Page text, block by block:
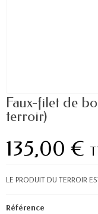
Faux-filet de
terroir)
135,00 €
LE PRODUIT DU TERROIR
Référence